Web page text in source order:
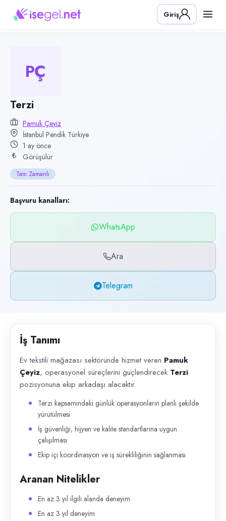
Pozisyon
Terzi
Kategori
Üretim & İmalat
Konum
Pendik, İstanbul
Çalışma şekli
Tam Zamanlı · Ofis
Yayın tarihi
20 Haziran 2026
Son geçerlilik
18 Eylül 2026
WhatsApp, Telegram, Telefon
İlan açıklaması
Ev tekstili mağazası sektöründe hizmet veren Pamuk Çeyiz ,
Giriş
PÇ
Terzi
Pamuk Çeyiz
İstanbul Pendik Türkiye
1 ay önce
Görüşülür
Tam Zamanlı
Başvuru kanalları:
WhatsApp
Ara
Telegram
İş Tanımı
Ev tekstili mağazası sektöründe hizmet veren Pamuk
Çeyiz, operasyonel süreçlerini güçlendirecek Terzi
pozisyonuna ekip arkadaşı alacaktır.
Terzi kapsamındaki günlük operasyonların planlı şekilde
yürütülmesi
İş güvenliği, hijyen ve kalite standartlarına uygun
çalışılması
Ekip içi koordinasyon ve iş sürekliliğinin sağlanması
Aranan Nitelikler
En az 3 yıl ilgili alanda deneyim
En az 3 yıl deneyim